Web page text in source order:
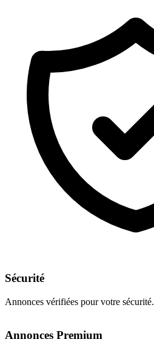
Sécurité
Annonces vérifiées pour votre sécurité.
Annonces Premium